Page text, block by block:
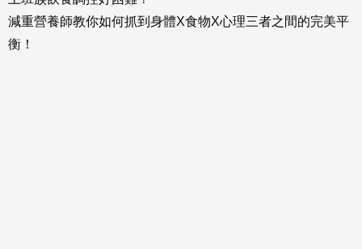
減重營養師教你如何抓到身體X食物X心理三者之間的完美平
衡！